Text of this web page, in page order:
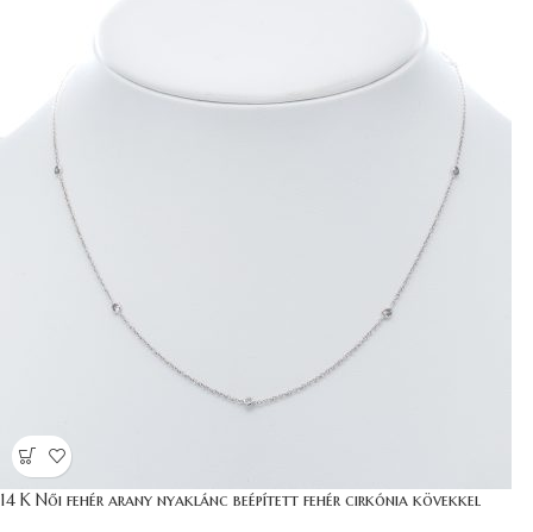
14 K Női fehér arany nyaklánc beépített fehér cirkónia kövekkel